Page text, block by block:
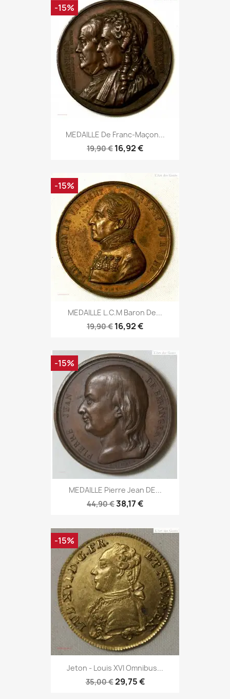
MEDAILLE De Franc-Maçon...
19,90 € 16,92 €
-15%
MEDAILLE L.C.M Baron De...
19,90 € 16,92 €
-15%
MEDAILLE Pierre Jean DE...
44,90 €38,17 €
-15%
Jeton - Louis XVI Omnibus...
35,00 €29,75 €
-15%